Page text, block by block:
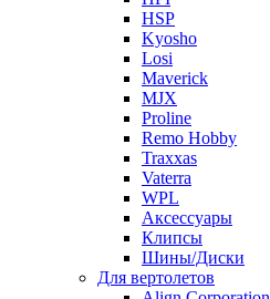
HSP
Kyosho
Losi
Maverick
MJX
Proline
Remo Hobby
Traxxas
Vaterra
WPL
Аксессуары
Клипсы
Шины/Диски
Для вертолетов